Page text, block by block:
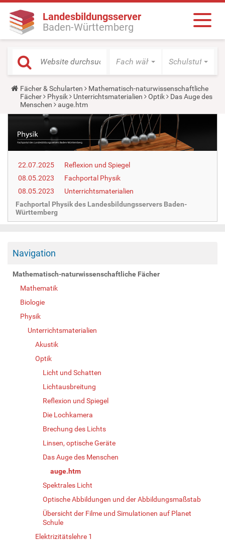
Landesbildungsserver
Baden-Württemberg
Fach wählen Schulstufe
Y
o
u
a
h
e
r
:
Fächer & Schularten
Mathematisch-naturwissenschaftliche
Fächer
Physik Unterrichtsmaterialien Optik
Das Auge des
Menschen
auge.htm
22.07.2025
Reflexion und Spiegel
08.05.2023
Fachportal Physik
08.05.2023
Unterrichtsmaterialien
Fachportal Physik des Landesbildungsservers Baden-
Württemberg
Navigation
Mathematisch-naturwissenschaftliche Fächer
Mathematik
Biologie
Physik
Unterrichtsmaterialien
Akustik
Optik
Licht und Schatten
Lichtausbreitung
Reflexion und Spiegel
Die Lochkamera
Brechung des Lichts
Linsen, optische Geräte
Das Auge des Menschen
auge.htm
Spektrales Licht
Optische Abbildungen und der Abbildungsmaßstab
Übersicht der Filme und Simulationen auf Planet
Schule
Elektrizitätslehre 1